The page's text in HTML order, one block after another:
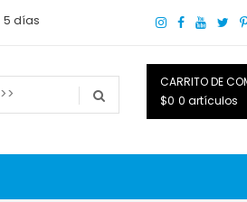
5 días
CARRITO DE
$0 0 artículos